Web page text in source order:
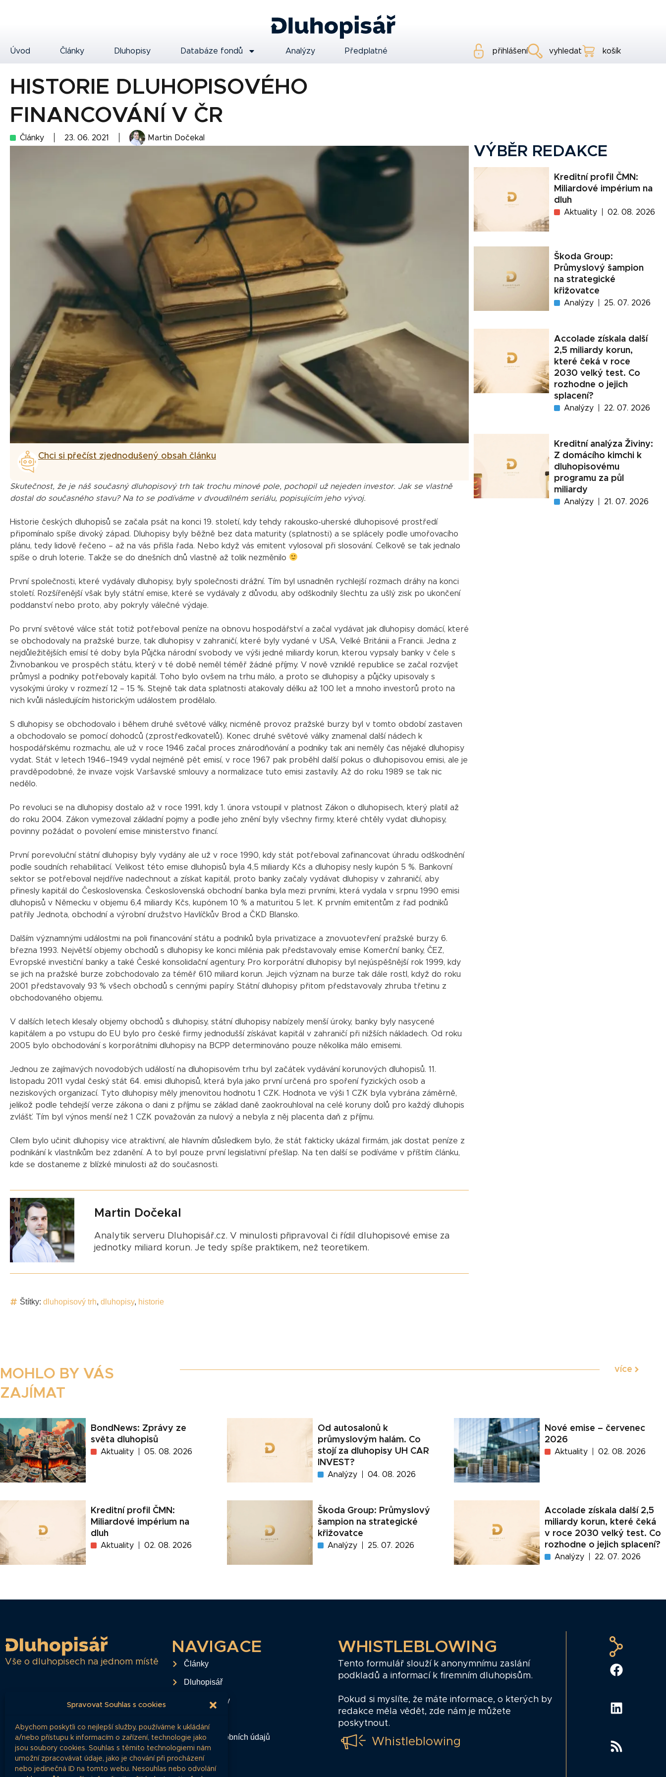
Spravovat Souhlas s cookies
Abychom poskytli co nejlepší služby, používáme k ukládání
a/nebo přístupu k informacím o zařízení, technologie jako
jsou soubory cookies. Souhlas s těmito technologiemi nám
umožní zpracovávat údaje, jako je chování při procházení
nebo jedinečná ID na tomto webu. Nesouhlas nebo odvolání
Úvod Články Dluhopisy Databáze fondů Analýzy Předplatné přihlášení vyhledat košík
HISTORIE DLUHOPISOVÉHO
FINANCOVÁNÍ V ČR
Články 23. 06. 2021 Martin Dočekal
Chci si přečíst zjednodušený obsah článku
Skutečnost, že je náš současný dluhopisový trh tak trochu minové pole, pochopil už nejeden investor. Jak se vlastně
dostal do současného stavu? Na to se podíváme v dvoudílném seriálu, popisujícím jeho vývoj.
Historie českých dluhopisů se začala psát na konci 19. století, kdy tehdy rakousko-uherské dluhopisové prostředí
připomínalo spíše divoký západ. Dluhopisy byly běžně bez data maturity (splatnosti) a se splácely podle umořovacího
plánu, tedy lidově řečeno – až na vás přišla řada. Nebo když vás emitent vylosoval při slosování. Celkově se tak jednalo
spíše o druh loterie. Takže se do dnešních dnů vlastně až tolik nezměnilo
První společnosti, které vydávaly dluhopisy, byly společnosti drážní. Tím byl usnadněn rychlejší rozmach dráhy na konci
století. Rozšířenější však byly státní emise, které se vydávaly z důvodu, aby odškodnily šlechtu za ušlý zisk po ukončení
poddanství nebo proto, aby pokryly válečné výdaje.
Po první světové válce stát totiž potřeboval peníze na obnovu hospodářství a začal vydávat jak dluhopisy domácí, které
se obchodovaly na pražské burze, tak dluhopisy v zahraničí, které byly vydané v USA, Velké Británii a Francii. Jedna z
nejdůležitějších emisí té doby byla Půjčka národní svobody ve výši jedné miliardy korun, kterou vypsaly banky v čele s
Živnobankou ve prospěch státu, který v té době neměl téměř žádné příjmy. V nově vzniklé republice se začal rozvíjet
průmysl a podniky potřebovaly kapitál. Toho bylo ovšem na trhu málo, a proto se dluhopisy a půjčky upisovaly s
vysokými úroky v rozmezí 12 – 15 %. Stejně tak data splatnosti atakovaly délku až 100 let a mnoho investorů proto na
nich kvůli následujícím historickým událostem prodělalo.
S dluhopisy se obchodovalo i během druhé světové války, nicméně provoz pražské burzy byl v tomto období zastaven
a obchodovalo se pomocí dohodců (zprostředkovatelů). Konec druhé světové války znamenal další nádech k
hospodářskému rozmachu, ale už v roce 1946 začal proces znárodňování a podniky tak ani neměly čas nějaké dluhopisy
vydat. Stát v letech 1946–1949 vydal nejméně pět emisí, v roce 1967 pak proběhl další pokus o dluhopisovou emisi, ale je
pravděpodobné, že invaze vojsk Varšavské smlouvy a normalizace tuto emisi zastavily. Až do roku 1989 se tak nic
nedělo.
Po revoluci se na dluhopisy dostalo až v roce 1991, kdy 1. února vstoupil v platnost Zákon o dluhopisech, který platil až
do roku 2004. Zákon vymezoval základní pojmy a podle jeho znění byly všechny firmy, které chtěly vydat dluhopisy,
povinny požádat o povolení emise ministerstvo financí.
První porevoluční státní dluhopisy byly vydány ale už v roce 1990, kdy stát potřeboval zafinancovat úhradu odškodnění
podle soudních rehabilitací. Velikost této emise dluhopisů byla 4,5 miliardy Kčs a dluhopisy nesly kupón 5 %. Bankovní
sektor se potřeboval nejdříve nadechnout a získat kapitál, proto banky začaly vydávat dluhopisy v zahraničí, aby
přinesly kapitál do Československa. Československá obchodní banka byla mezi prvními, která vydala v srpnu 1990 emisi
dluhopisů v Německu v objemu 6,4 miliardy Kčs, kupónem 10 % a maturitou 5 let. K prvním emitentům z řad podniků
patřily Jednota, obchodní a výrobní družstvo Havlíčkův Brod a ČKD Blansko.
Dalším významnými událostmi na poli financování státu a podniků byla privatizace a znovuotevření pražské burzy 6.
března 1993. Největší objemy obchodů s dluhopisy ke konci milénia pak představovaly emise Komerční banky, ČEZ,
Evropské investiční banky a také České konsolidační agentury. Pro korporátní dluhopisy byl nejúspěšnější rok 1999, kdy
se jich na pražské burze zobchodovalo za téměř 610 miliard korun. Jejich význam na burze tak dále rostl, když do roku
2001 představovaly 93 % všech obchodů s cennými papíry. Státní dluhopisy přitom představovaly zhruba třetinu z
obchodovaného objemu.
V dalších letech klesaly objemy obchodů s dluhopisy, státní dluhopisy nabízely menší úroky, banky byly nasycené
kapitálem a po vstupu do EU bylo pro české firmy jednodušší získávat kapitál v zahraničí při nižších nákladech. Od roku
2005 bylo obchodování s korporátními dluhopisy na BCPP determinováno pouze několika málo emisemi.
Jednou ze zajímavých novodobých událostí na dluhopisovém trhu byl začátek vydávání korunových dluhopisů. 11.
listopadu 2011 vydal český stát 64. emisi dluhopisů, která byla jako první určená pro spoření fyzických osob a
neziskových organizací. Tyto dluhopisy měly jmenovitou hodnotu 1 CZK. Hodnota ve výši 1 CZK byla vybrána záměrně,
jelikož podle tehdejší verze zákona o dani z příjmu se základ daně zaokrouhloval na celé koruny dolů pro každý dluhopis
zvlášť. Tím byl výnos menší než 1 CZK považován za nulový a nebyla z něj placenta daň z příjmu.
Cílem bylo učinit dluhopisy vice atraktivní, ale hlavním důsledkem bylo, že stát fakticky ukázal firmám, jak dostat peníze z
podnikání k vlastníkům bez zdanění. A to byl pouze první legislativní přešlap. Na ten další se podíváme v příštím článku,
kde se dostaneme z blízké minulosti až do současnosti.
Martin Dočekal
Analytik serveru Dluhopisář.cz. V minulosti připravoval či řídil dluhopisové emise za
jednotky miliard korun. Je tedy spíše praktikem, než teoretikem.
Štítky: dluhopisový trh, dluhopisy, historie
VÝBĚR REDAKCE
Kreditní profil ČMN:
Miliardové impérium na
dluh
Aktuality 02. 08. 2026
Škoda Group:
Průmyslový šampion
na strategické
křižovatce
Analýzy 25. 07. 2026
Accolade získala další
2,5 miliardy korun,
které čeká v roce
2030 velký test. Co
rozhodne o jejich
splacení?
Analýzy 22. 07. 2026
Kreditní analýza Živiny:
Z domácího kimchi k
dluhopisovému
programu za půl
miliardy
Analýzy 21. 07. 2026
MOHLO BY VÁS
ZAJÍMAT
více
BondNews: Zprávy ze
světa dluhopisů
Aktuality 05. 08. 2026
Od autosalonů k
průmyslovým halám. Co
stojí za dluhopisy UH CAR
INVEST?
Analýzy 04. 08. 2026
Nové emise – červenec
2026
Aktuality 02. 08. 2026
Kreditní profil ČMN:
Miliardové impérium na
dluh
Aktuality 02. 08. 2026
Škoda Group: Průmyslový
šampion na strategické
křižovatce
Analýzy 25. 07. 2026
Accolade získala další 2,5
miliardy korun, které čeká
v roce 2030 velký test. Co
rozhodne o jejich splacení?
Analýzy 22. 07. 2026
Vše o dluhopisech na jednom místě
NAVIGACE
Články
Dluhopisář
Časté dotazy
Ochrana osobních údajů
RSS Feed
Kontakt
WHISTLEBLOWING
Tento formulář slouží k anonymnímu zaslání
podkladů a informací k firemním dluhopisům.
Pokud si myslíte, že máte informace, o kterých by
redakce měla vědět, zde nám je můžete
poskytnout.
Whistleblowing